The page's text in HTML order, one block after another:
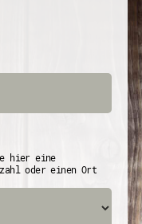
hier eine
oder einen Ort